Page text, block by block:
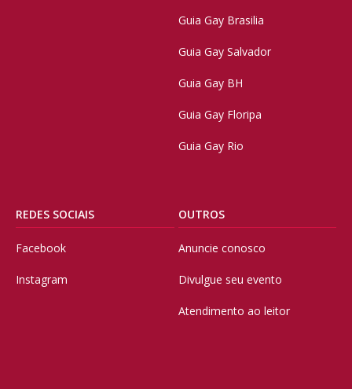
Guia Gay Brasilia
Guia Gay Salvador
Guia Gay BH
Guia Gay Floripa
Guia Gay Rio
REDES SOCIAIS
Facebook
Instagram
OUTROS
Anuncie conosco
Divulgue seu evento
Atendimento ao leitor